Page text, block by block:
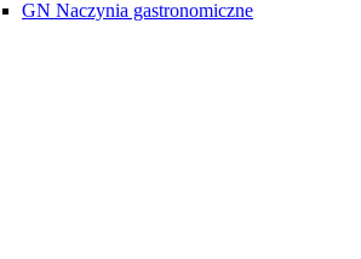
GN Naczynia gastronomiczne